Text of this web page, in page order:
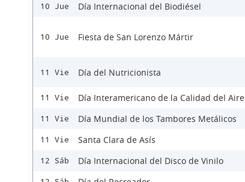
10 Jue Día Internacional del Biodiésel
10 Jue Fiesta de San Lorenzo Mártir
11 Vie Día del Nutricionista
11 Vie Día Interamericano de la Calidad del Aire
11 Vie Día Mundial de los Tambores Metálicos
11 Vie Santa Clara de Asís
12 Sáb Día Internacional del Disco de Vinilo